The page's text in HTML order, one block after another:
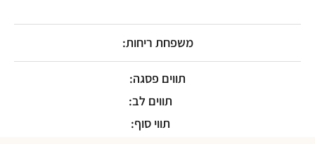
משפחת ריחות:
תווים פסגה:
תווים לב:
תווי סוף: